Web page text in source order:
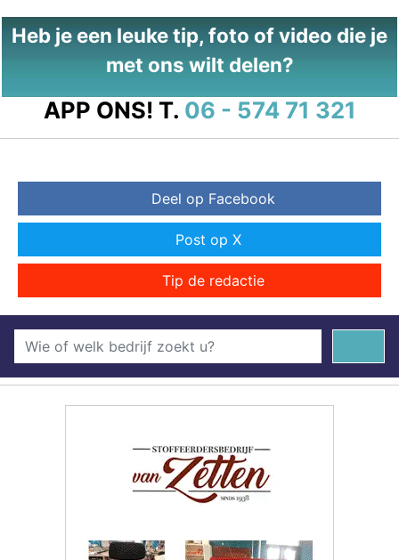
Heb je een leuke tip, foto of video die je
met ons wilt delen?
APP ONS! T. 06 - 574 71 321
Deel op Facebook
Post op X
Tip de redactie